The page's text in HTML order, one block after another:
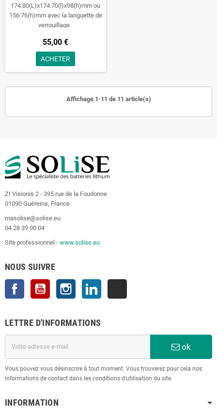
174.80(L)x174.70(l)x98(h)mm ou
156.76(h)mm avec la languette de
verrouillage.
55,00 €
ACHETER
Affichage 1-11 de 11 article(s)
ZI Visionis 2 - 395 rue de la Foudonne
01090 Guéreins, France
masolise@solise.eu
04 28 39 00 04
Site professionnel - www.solise.eu
NOUS SUIVRE
Facebook YouTube Instagram
LETTRE D'INFORMATIONS
ok
Vous pouvez vous désinscrire à tout moment. Vous trouverez pour cela nos
informations de contact dans les conditions d'utilisation du site.
INFORMATION